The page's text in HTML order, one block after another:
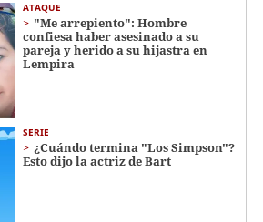
ATAQUE
"Me arrepiento": Hombre
confiesa haber asesinado a su
pareja y herido a su hijastra en
Lempira
SERIE
¿Cuándo termina "Los Simpson"?
Esto dijo la actriz de Bart